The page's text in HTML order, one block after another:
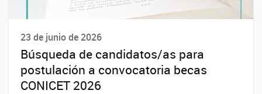
23 de junio de 2026
Búsqueda de candidatos/as para
postulación a convocatoria becas
CONICET 2026